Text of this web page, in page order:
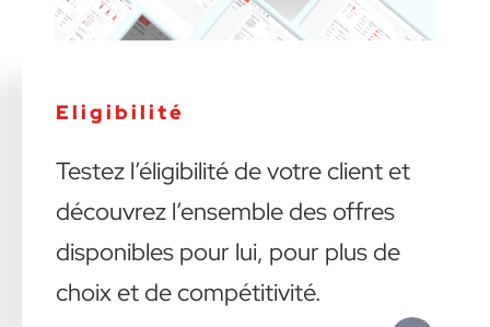
Eligibilité
Testez l’éligibilité de votre client et
découvrez l’ensemble des offres
disponibles pour lui, pour plus de
choix et de compétitivité.